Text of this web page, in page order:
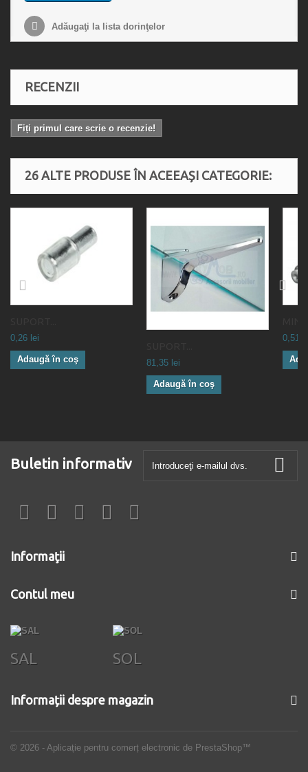
Adăugaţi la lista dorinţelor
RECENZII
Fiți primul care scrie o recenzie!
26 ALTE PRODUSE ÎN ACEEAȘI CATEGORIE:
0,26 lei
Adaugă în coş 81,35 lei
Adaugă în coş
0,51
Buletin informativ
Informaţii
© 2026 - Aplicație pentru comerț electronic de PrestaShop™
Contul meu
SAL SOL
Informații despre magazin